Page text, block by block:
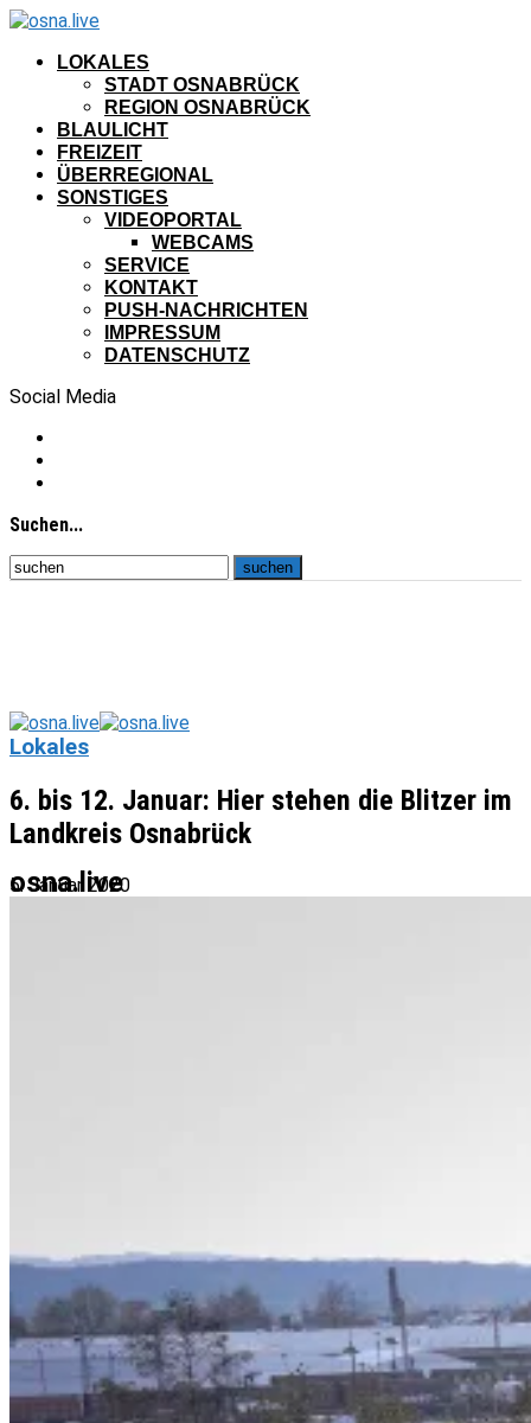
LOKALES
STADT OSNABRÜCK
REGION OSNABRÜCK
BLAULICHT
FREIZEIT
ÜBERREGIONAL
SONSTIGES
VIDEOPORTAL
WEBCAMS
SERVICE
KONTAKT
PUSH-NACHRICHTEN
IMPRESSUM
DATENSCHUTZ
Social Media
Suchen...
osna.live
Lokales
6. bis 12. Januar: Hier stehen die Blitzer im
Landkreis Osnabrück
5. Januar 2020